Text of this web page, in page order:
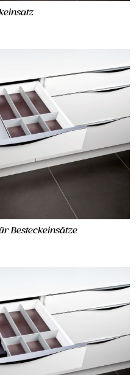
Besteckeinsätze